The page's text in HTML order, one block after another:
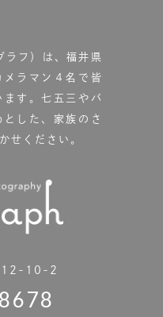
フ）は、福井県
メラマン４名で皆
ます。七五三やバ
した、家族のさ
せください。
12-10-2